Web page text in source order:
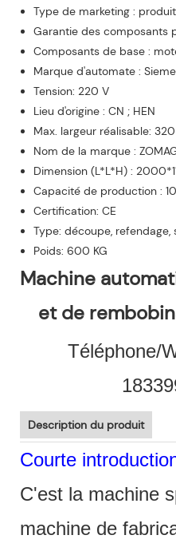
Type de marketing :
Garantie des composants
Composants de base :
Marque d'automate :
Tension: 220 V
Lieu d'origine : CN ; HEN
Max. largeur réalisable:
Nom de la marque :
Dimension (L*L*H) :
Capacité de production :
Certification: CE
Type: découpe,
Poids: 600 KG
Machine
et de
Téléphone/
Description du produit
Courte
C'est la machine
machine de